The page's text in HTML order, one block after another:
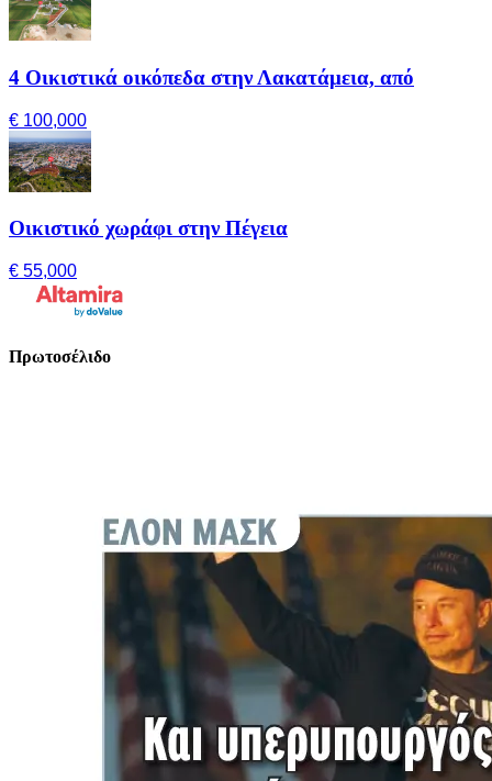
4 Οικιστικά οικόπεδα στην Λακατάμεια, από
€ 100,000
Οικιστικό χωράφι στην Πέγεια
€ 55,000
Πρωτοσέλιδο